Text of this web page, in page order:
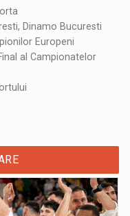
Dinamo Bucuresti
Europeni
al Campionatelor